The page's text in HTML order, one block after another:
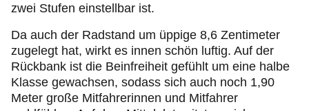
zwei Stufen einstellbar ist.
Da auch der Radstand um üppige 8,6 Zentimeter
zugelegt hat, wirkt es innen schön luftig. Auf der
Rückbank ist die Beinfreiheit gefühlt um eine halbe
Klasse gewachsen, sodass sich auch noch 1,90
Meter große Mitfahrerinnen und Mitfahrer